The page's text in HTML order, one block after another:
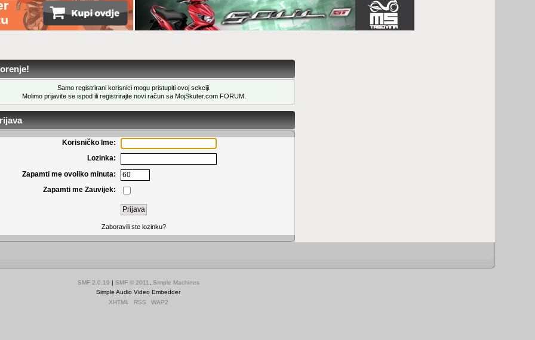
Samo registrirani korisnici mogu pristupiti ovoj sekciji.
Molimo prijavite se ispod ili registrirajte novi računsa MojSkuter.com FORUM.
Korisničko Ime:
Lozinka:
Zapamti me ovoliko minuta:
Zapamti me Zauvijek:
Zaboravili ste lozinku?
SMF 2.0.19 | SMF © 2011
Simple Machines
Simple Audio Video Embedder
XHTML
RSS WAP2